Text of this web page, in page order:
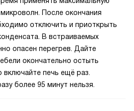
После окончания
отключить и приоткрыть
В встраиваемых
опасен перегрев. Дайте
окончательно остыть
включайте печь ещё раз.
более 95 минут нельзя.